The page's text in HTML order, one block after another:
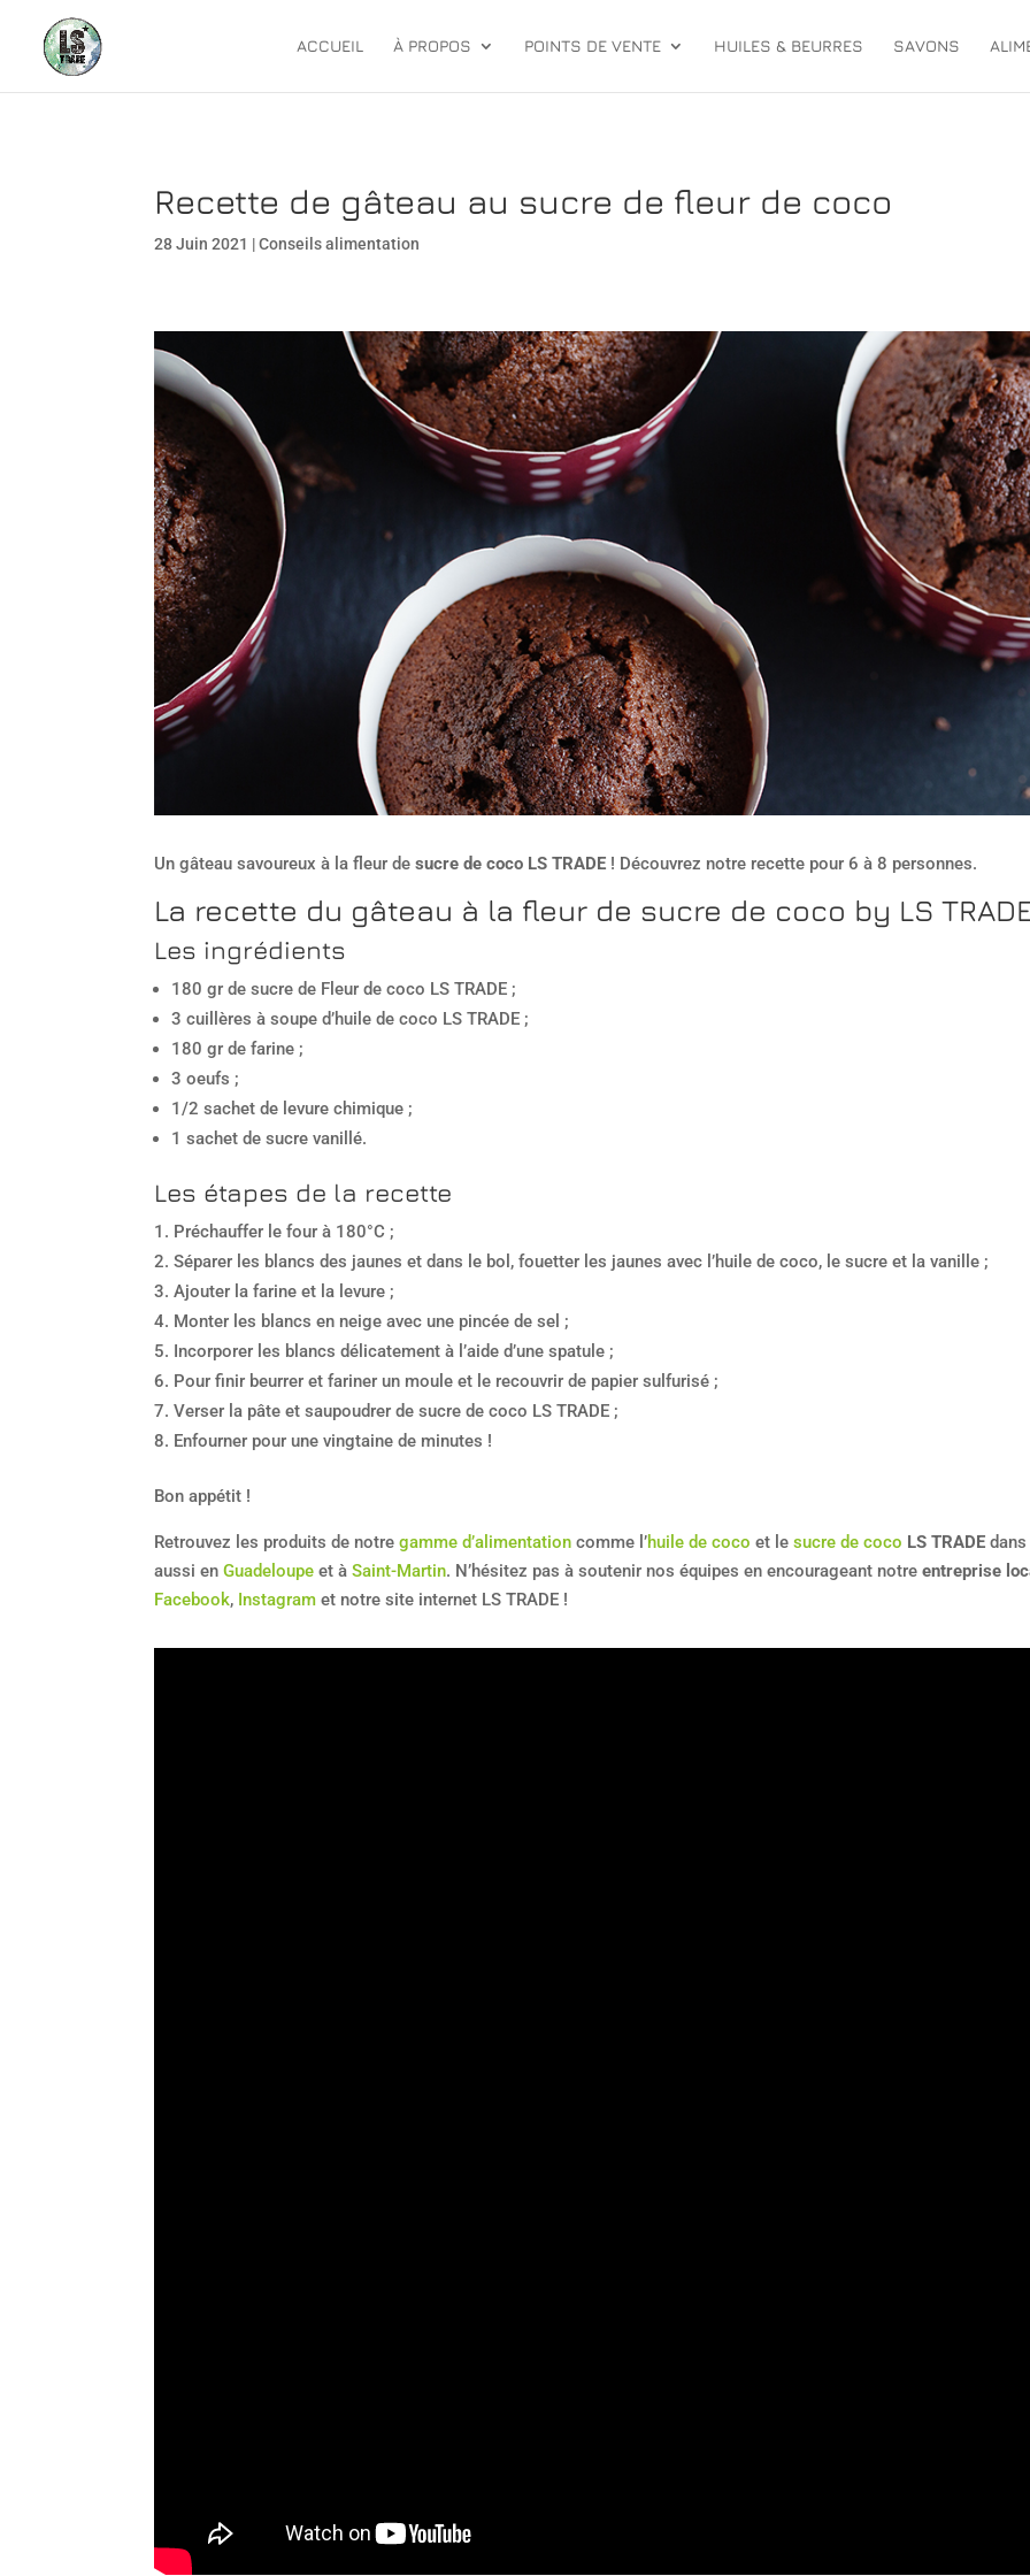
ACCUEIL À PROPOS POINTS DE VENTE HUILES & BEURRES SAVONS
Recette de gâteau au sucre de fleur de coco
28 Juin 2021 |Conseils alimentation
Un gâteau savoureux à la fleur desucre de coco LS TRADE ! Découvrez notre recette pour 6 à 8 personnes.
La recette du gâteau à la fleur de sucre de coco by LS
Les ingrédients
180 gr de sucre de Fleur de coco LS TRADE ;
3 cuillères à soupe d’huile de coco LS TRADE ;
180 gr de farine ;
3 oeufs ;
1/2 sachet de levure chimique ;
1 sachet de sucre vanillé.
Les étapes de la recette
Préchauffer le four à 180°C ;
Séparer les blancs des jaunes et dans le bol, fouetter les jaunes avec l’huile de coco, le sucre et la vanille ;
Ajouter la farine et la levure ;
Monter les blancs en neige avec une pincée de sel ;
Incorporer les blancs délicatement à l’aide d’une spatule ;
Pour finir beurrer et fariner un moule et le recouvrir de papier sulfurisé ;
Verser la pâte et saupoudrer de sucre de coco LS TRADE ;
Enfourner pour une vingtaine de minutes !
Bon appétit !
Retrouvez les produits de notregamme d’alimentation comme l’huile de coco et lesucre de coco LS TRADE
aussi enGuadeloupe et àSaint-Martin. N’hésitez pas à soutenir nos équipes en encourageant notreentreprise
Facebook, Instagram et notre site internet LS TRADE !